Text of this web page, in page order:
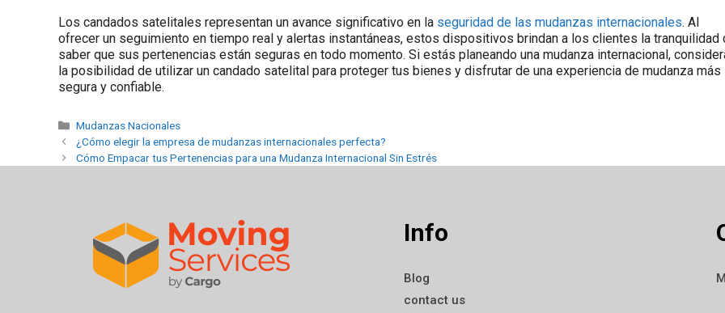
Los candados satelitales representan un avance significativo en la seguridad de las mudanzas internacionales. Al
ofrecer un seguimiento en tiempo real y alertas instantáneas, estos dispositivos brindan a los clientes la tranquilidad
saber que sus pertenencias están seguras en todo momento. Si estás planeando una mudanza internacional,
la posibilidad de utilizar un candado satelital para proteger tus bienes y disfrutar de una experiencia de mudanza más
segura y confiable.
Mudanzas Nacionales
¿Cómo elegir la empresa de mudanzas internacionales perfecta?
Cómo Empacar tus Pertenencias para una Mudanza Internacional Sin Estrés
Info
Blog
contact us